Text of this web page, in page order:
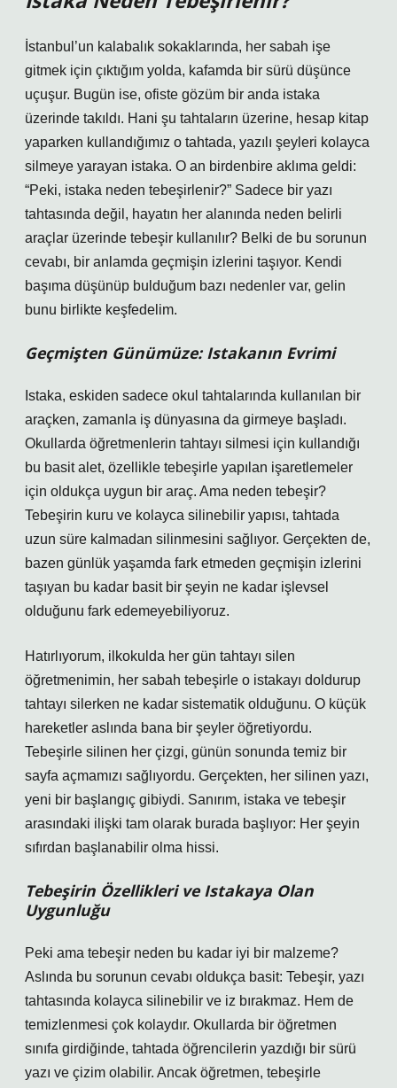
İstanbul’un kalabalık sokaklarında, her sabah işe
gitmek için çıktığım yolda, kafamda bir sürü düşünce
uçuşur. Bugün ise, ofiste gözüm bir anda istaka
üzerinde takıldı. Hani şu tahtaların üzerine, hesap kitap
yaparken kullandığımız o tahtada, yazılı şeyleri kolayca
silmeye yarayan istaka. O an birdenbire aklıma geldi:
“Peki, istaka neden tebeşirlenir?” Sadece bir yazı
tahtasında değil, hayatın her alanında neden belirli
araçlar üzerinde tebeşir kullanılır? Belki de bu sorunun
cevabı, bir anlamda geçmişin izlerini taşıyor. Kendi
başıma düşünüp bulduğum bazı nedenler var, gelin
bunu birlikte keşfedelim.
Geçmişten Günümüze: Istakanın Evrimi
Istaka, eskiden sadece okul tahtalarında kullanılan bir
araçken, zamanla iş dünyasına da girmeye başladı.
Okullarda öğretmenlerin tahtayı silmesi için kullandığı
bu basit alet, özellikle tebeşirle yapılan işaretlemeler
için oldukça uygun bir araç. Ama neden tebeşir?
Tebeşirin kuru ve kolayca silinebilir yapısı, tahtada
uzun süre kalmadan silinmesini sağlıyor. Gerçekten de,
bazen günlük yaşamda fark etmeden geçmişin izlerini
taşıyan bu kadar basit bir şeyin ne kadar işlevsel
olduğunu fark edemeyebiliyoruz.
Hatırlıyorum, ilkokulda her gün tahtayı silen
öğretmenimin, her sabah tebeşirle o istakayı doldurup
tahtayı silerken ne kadar sistematik olduğunu. O küçük
hareketler aslında bana bir şeyler öğretiyordu.
Tebeşirle silinen her çizgi, günün sonunda temiz bir
sayfa açmamızı sağlıyordu. Gerçekten, her silinen yazı,
yeni bir başlangıç gibiydi. Sanırım, istaka ve tebeşir
arasındaki ilişki tam olarak burada başlıyor: Her şeyin
sıfırdan başlanabilir olma hissi.
Tebeşirin Özellikleri ve Istakaya Olan
Uygunluğu
Peki ama tebeşir neden bu kadar iyi bir malzeme?
Aslında bu sorunun cevabı oldukça basit: Tebeşir, yazı
tahtasında kolayca silinebilir ve iz bırakmaz. Hem de
temizlenmesi çok kolaydır. Okullarda bir öğretmen
sınıfa girdiğinde, tahtada öğrencilerin yazdığı bir sürü
yazı ve çizim olabilir. Ancak öğretmen, tebeşirle